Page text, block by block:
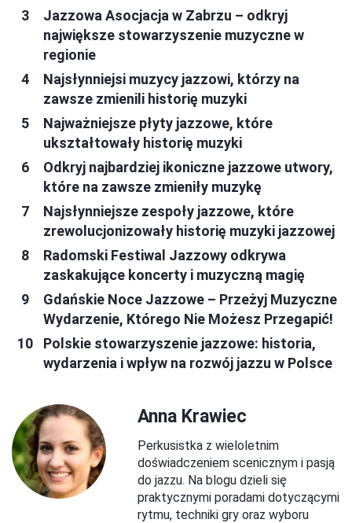
Jazzowa Asocjacja w Zabrzu – odkryj
największe stowarzyszenie muzyczne w
regionie
Najsłynniejsi muzycy jazzowi, którzy na
zawsze zmienili historię muzyki
Najważniejsze płyty jazzowe, które
ukształtowały historię muzyki
Odkryj najbardziej ikoniczne jazzowe utwory,
które na zawsze zmieniły muzykę
Najsłynniejsze zespoły jazzowe, które
zrewolucjonizowały historię muzyki jazzowej
Radomski Festiwal Jazzowy odkrywa
zaskakujące koncerty i muzyczną magię
Gdańskie Noce Jazzowe – Przeżyj Muzyczne
Wydarzenie, Którego Nie Możesz Przegapić!
Polskie stowarzyszenie jazzowe: historia,
wydarzenia i wpływ na rozwój jazzu w Polsce
Anna Krawiec
Perkusistka z wieloletnim
doświadczeniem scenicznym i pasją
do jazzu. Na blogu dzieli się
praktycznymi poradami dotyczącymi
rytmu, techniki gry oraz wyboru